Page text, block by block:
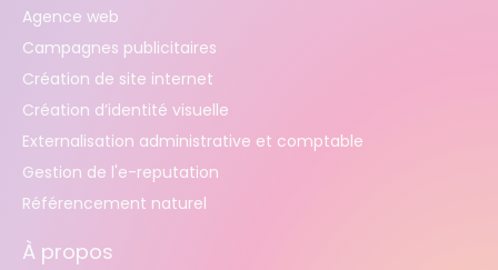
Agence web
Campagnes publicitaires
Création de site internet
Création d’identité visuelle
Externalisation administrative et comptable
Gestion de l'e-reputation
Référencement naturel
À propos